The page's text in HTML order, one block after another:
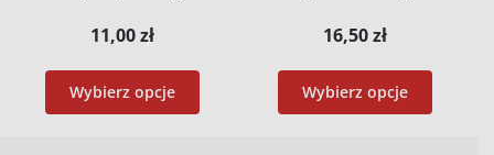
11,00zł
Wybierz opcje
16,50zł
Wybierz opcje